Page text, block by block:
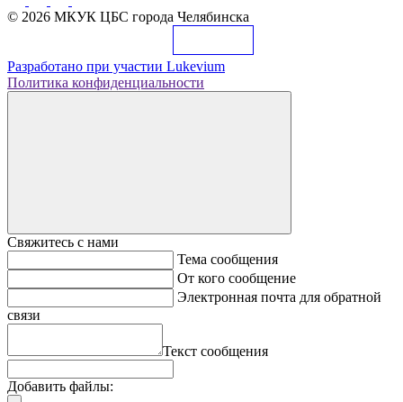
© 2026 МКУК ЦБС города Челябинска
Разработано при участии Lukevium
Политика конфиденциальности
Свяжитесь с нами
Тема сообщения
От кого сообщение
Электронная почта для обратной
связи
Текст сообщения
Добавить файлы: